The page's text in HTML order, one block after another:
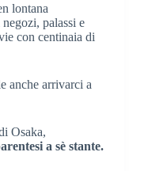
lontana
palassi e
con centinaia di
anche arrivarci a
Osaka,
a sè stante.